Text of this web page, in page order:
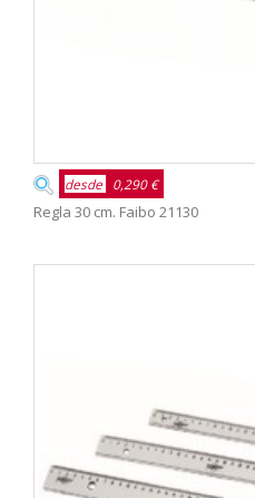
desde 0,290 €
Regla 30 cm. Faibo 21130